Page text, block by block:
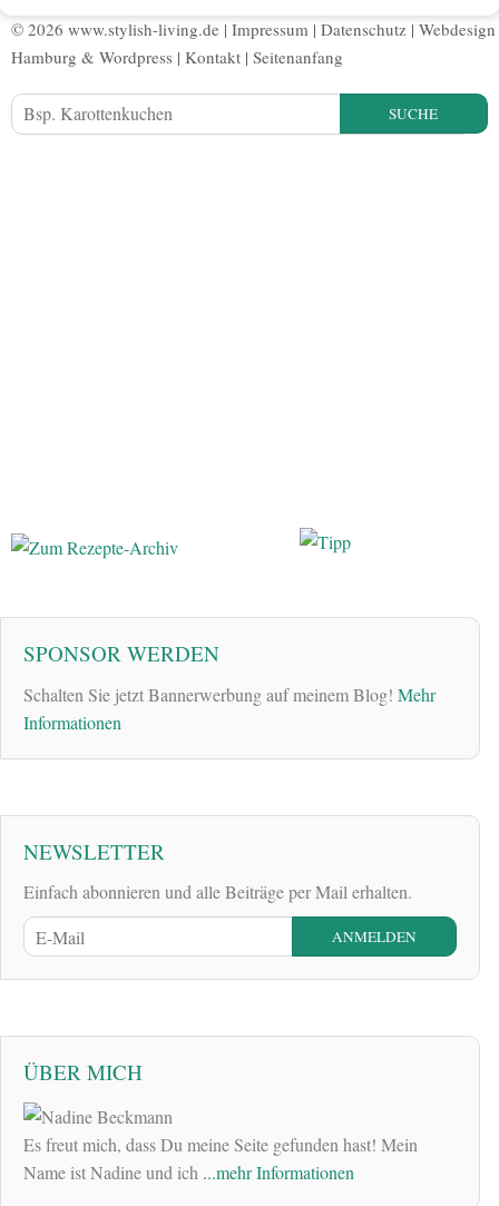
© 2026 www.stylish-living.de | Impressum | Datenschutz | Webdesign
Hamburg & Wordpress | Kontakt | Seitenanfang
SUCHE
SPONSOR WERDEN
Schalten Sie jetzt Bannerwerbung auf meinem Blog! Mehr
Informationen
NEWSLETTER
Einfach abonnieren und alle Beiträge per Mail erhalten.
ÜBER MICH
Es freut mich, dass Du meine Seite gefunden hast! Mein
Name ist Nadine und ich ...mehr Informationen